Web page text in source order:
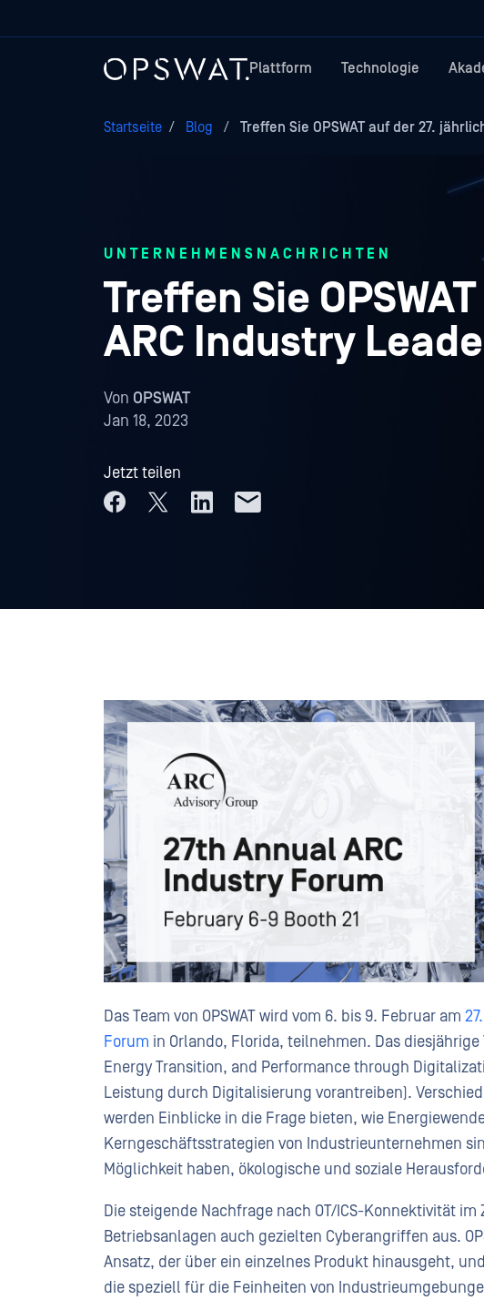
Plattform Technologie
Startseite / Blog / Treffen Sie OPSWAT auf der 27.
UNTERNEHMENSNACHRICHTEN
Treffen Sie
ARC Industry
Von OPSWAT
Jan 18, 2023
Jetzt teilen
Das Team von OPSWAT wird vom 6. bis 9. Februar am
Forum in Orlando, Florida, teilnehmen. Das
Energy Transition, and Performance through
Leistung durch Digitalisierung vorantreiben).
werden Einblicke in die Frage bieten, wie
Kerngeschäftsstrategien von Industrieunternehmen
Möglichkeit haben, ökologische und soziale
Die steigende Nachfrage nach OT/ICS-Konnektivität
Betriebsanlagen auch gezielten Cyberangriffen aus.
Ansatz, der über ein einzelnes Produkt hinausgeht,
die speziell für die Feinheiten von